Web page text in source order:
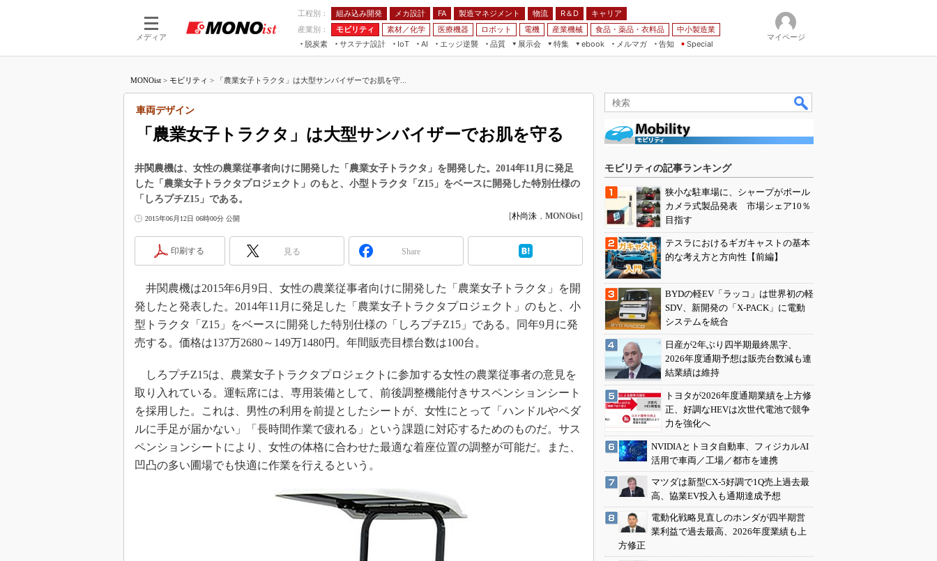
メディア
工程別： 組み込み開発 メカ設計 FA 製造マネジメント 物流 R＆D
キャリア
産業別：
モビリティ 素材／化学 医療機器 ロボット 電機 産業機械 食品・薬品・衣料品
中小製造業
脱炭素
サステナ設計
IoT
つながる工場
AI
AI×設備保全
エッジ逆襲 品質
展示会
JIMTOF
IIFES
ジャパンモビリティショー
日本ものづくりワールド
AUTOMOTIVE WORLD
産業オープンネット展
特集
フィールドサービス
FPGA
組み込み画像技術
車載ソフト開発
無償設計ツール
3Dプリンタ
デジタルツインとCAE
インダストリー4.0
製造業ビッグデータ
メイドインジャパン
海外生産
グローバル設計・開発
制御セキュリティ
ebook
FA
素材／化学
メルマガ
告知 Special
マイページ
MONOist > モビリティ > 「農業女子トラクタ」は大型サンバイザーでお肌を守...
「農業女子トラクタ」は大型サンバイザーでお肌を守る
車両デザイン
井関農機は、女性の農業従事者向けに開発した「農業女子トラクタ」を開発した。2014年11月に発足
した「農業女子トラクタプロジェクト」のもと、小型トラクタ「Z15」をベースに開発した特別仕様の
「しろプチZ15」である。
2015年06月12日 06時00分 公開 [朴尚洙 ， MONOist]
印刷する 見る Share
井関農機は2015年6月9日、女性の農業従事者向けに開発した「農業女子トラクタ」を開
発したと発表した。2014年11月に発足した「農業女子トラクタプロジェクト」のもと、小
型トラクタ「Z15」をベースに開発した特別仕様の「しろプチZ15」である。同年9月に発
売する。価格は137万2680～149万1480円。年間販売目標台数は100台。
しろプチZ15は、農業女子トラクタプロジェクトに参加する女性の農業従事者の意見を
取り入れている。運転席には、専用装備として、前後調整機能付きサスペンションシート
を採用した。これは、男性の利用を前提としたシートが、女性にとって「ハンドルやペダ
ルに手足が届かない」「長時間作業で疲れる」という課題に対応するためのものだ。サス
ペンションシートにより、女性の体格に合わせた最適な着座位置の調整が可能だ。また、
凹凸の多い圃場でも快適に作業を行えるという。
モビリティの記事ランキング
狭小な駐車場に、シャープがポール
カメラ式製品発表 市場シェア10％
目指す
テスラにおけるギガキャストの基本
的な考え方と方向性【前編】
BYDの軽EV「ラッコ」は世界初の軽
SDV、新開発の「X-PACK」に電動
システムを統合
日産が2年ぶり四半期最終黒字、
2026年度通期予想は販売台数減も連
結業績は維持
トヨタが2026年度通期業績を上方修
正、好調なHEVは次世代電池で競争
力を強化へ
NVIDIAとトヨタ自動車、フィジカルAI
活用で車両／工場／都市を連携
マツダは新型CX-5好調で1Q売上過去最
高、協業EV投入も通期達成予想
電動化戦略見直しのホンダが四半期営
業利益で過去最高、2026年度業績も上
方修正